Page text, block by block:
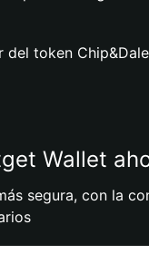
del token
Wallet
segura, con la